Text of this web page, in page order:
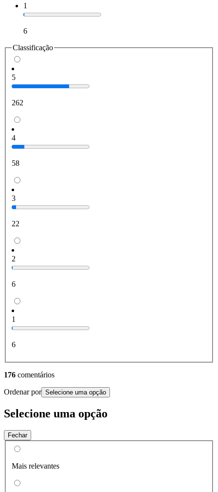
1
6
Classificação
5
262
4
58
3
22
2
6
1
6
176 comentários
Ordenar por Selecione uma opção
Selecione uma opção
Fechar
Mais relevantes